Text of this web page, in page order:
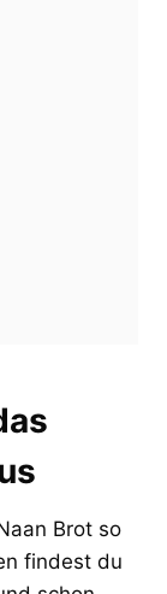
Brot so
findest du